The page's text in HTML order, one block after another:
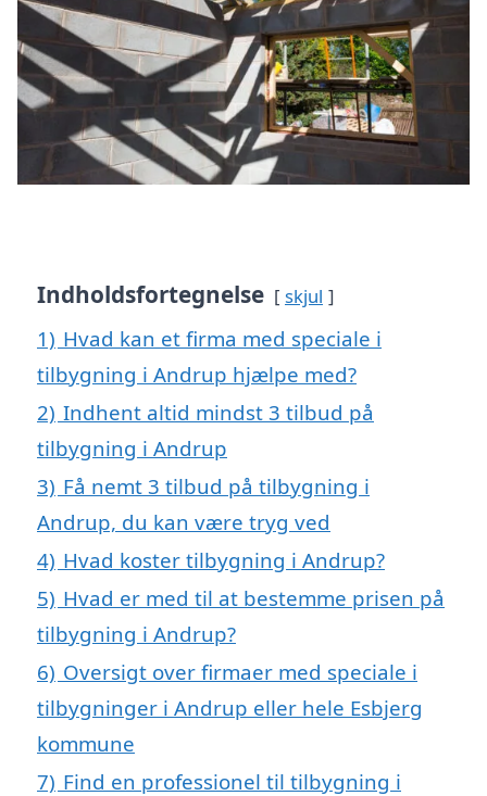
Indholdsfortegnelse skjul
1) Hvad kan et firma med speciale i
tilbygning i Andrup hjælpe med?
2) Indhent altid mindst 3 tilbud på
tilbygning i Andrup
3) Få nemt 3 tilbud på tilbygning i
Andrup, du kan være tryg ved
4) Hvad koster tilbygning i Andrup?
5) Hvad er med til at bestemme prisen på
tilbygning i Andrup?
6) Oversigt over firmaer med speciale i
tilbygninger i Andrup eller hele Esbjerg
kommune
7) Find en professionel til tilbygning i